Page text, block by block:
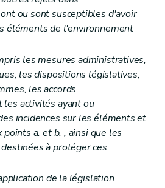
d'action
interrégionale et internationale
répression et mesures de réparation des infractions en matière d'environnement – Décret du 5 juin 2008, art. 2)
Dispositions générales – Décret du 5 juin 2008, art. 2)
ou sont susceptibles d'avoir
éléments de l'environnement
les mesures administratives,
les dispositions législatives,
les accords
activités ayant ou
incidences sur les éléments et
points a. etb. , ainsi que les
à protéger ces
de la législation